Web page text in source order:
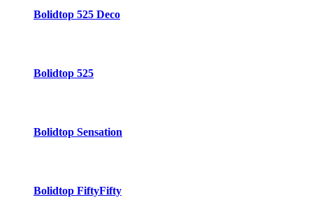
Bolidtop 525 Deco
Bolidtop 525
Bolidtop Sensation
Bolidtop FiftyFifty